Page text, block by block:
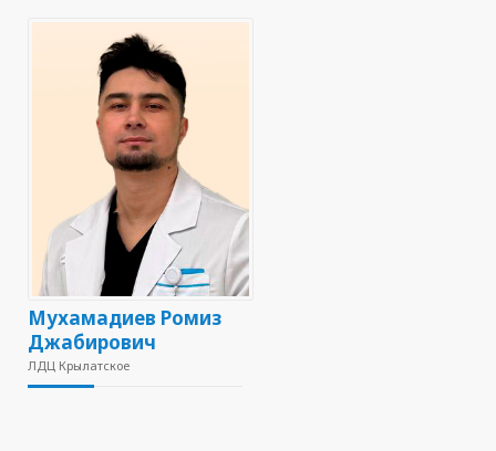
Мухамадиев Ромиз
Джабирович
ЛДЦ Крылатское